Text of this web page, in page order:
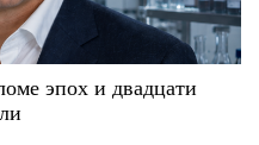
эпох и двадцати